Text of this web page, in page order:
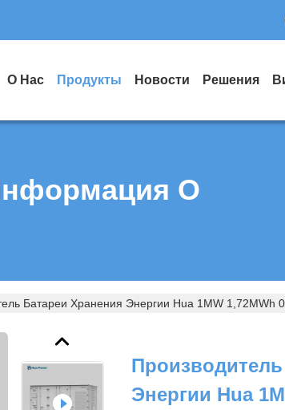
О Нас Продукты Новости Решения
О
Батареи Хранения Энергии Hua 1MW
Энергии Hua